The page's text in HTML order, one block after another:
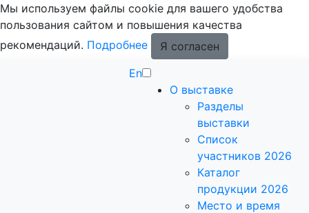
Мы используем файлы cookie для вашего удобства
пользования сайтом и повышения качества
рекомендаций. Подробнее
Я согласен
En
О выставке
Разделы
выставки
Список
участников 2026
Каталог
продукции 2026
Место и время